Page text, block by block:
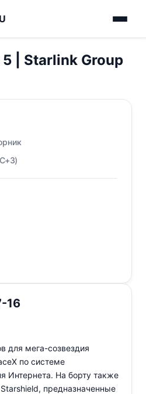
| Starlink Group
16
для мега-созвездия
по системе
Интернета. На борту также
предназначенные